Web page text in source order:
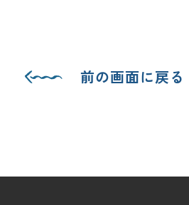
前の画面に戻る